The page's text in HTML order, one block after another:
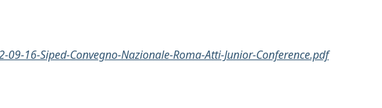
16-Siped-Convegno-Nazionale-Roma-Atti-Junior-Conference.pdf